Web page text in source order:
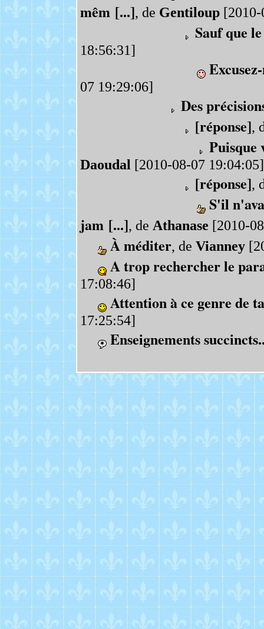
mêm [...], de Gentiloup[2010-
Sauf que
18:56:31]
07 19:29:06]
Des
[réponse],
Puisque
Daoudal [2010-08-07 19:04:05]
[réponse],
S'il
jam [...], de Athanase [2010-
À méditer, de Vianney
A trop rechercher le
17:08:46]
Attention à ce genre de
17:25:54]
Enseignements